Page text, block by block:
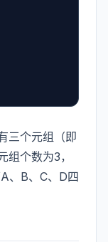
三个元组（即
个数为3，
、B、C、D四